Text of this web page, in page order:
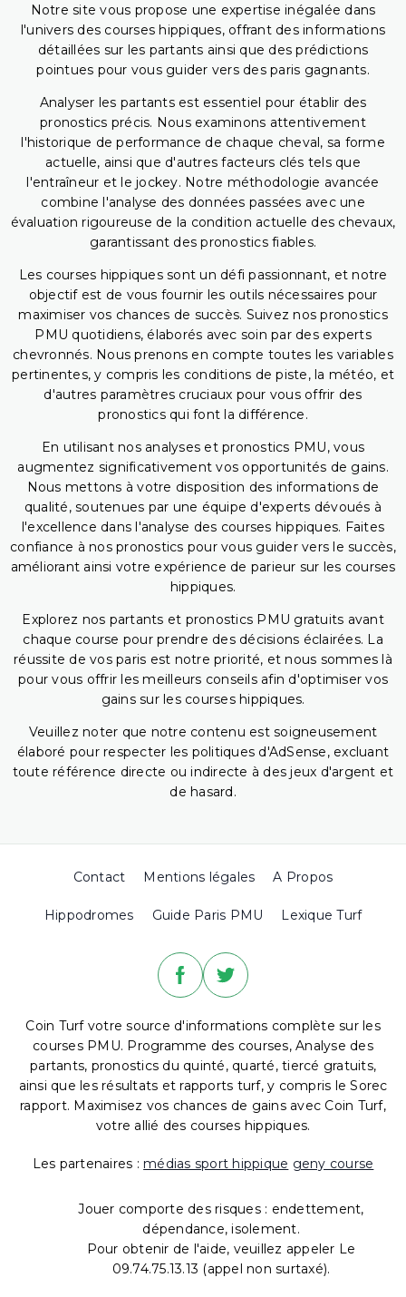
Notre site vous propose une expertise inégalée dans
l'univers des courses hippiques, offrant des informations
détaillées sur les partants ainsi que des prédictions
pointues pour vous guider vers des paris gagnants.
Analyser les partants est essentiel pour établir des
pronostics précis. Nous examinons attentivement
l'historique de performance de chaque cheval, sa forme
actuelle, ainsi que d'autres facteurs clés tels que
l'entraîneur et le jockey. Notre méthodologie avancée
combine l'analyse des données passées avec une
évaluation rigoureuse de la condition actuelle des chevaux,
garantissant des pronostics fiables.
Les courses hippiques sont un défi passionnant, et notre
objectif est de vous fournir les outils nécessaires pour
maximiser vos chances de succès. Suivez nos pronostics
PMU quotidiens, élaborés avec soin par des experts
chevronnés. Nous prenons en compte toutes les variables
pertinentes, y compris les conditions de piste, la météo, et
d'autres paramètres cruciaux pour vous offrir des
pronostics qui font la différence.
En utilisant nos analyses et pronostics PMU, vous
augmentez significativement vos opportunités de gains.
Nous mettons à votre disposition des informations de
qualité, soutenues par une équipe d'experts dévoués à
l'excellence dans l'analyse des courses hippiques. Faites
confiance à nos pronostics pour vous guider vers le succès,
améliorant ainsi votre expérience de parieur sur les courses
hippiques.
Explorez nos partants et pronostics PMU gratuits avant
chaque course pour prendre des décisions éclairées. La
réussite de vos paris est notre priorité, et nous sommes là
pour vous offrir les meilleurs conseils afin d'optimiser vos
gains sur les courses hippiques.
Veuillez noter que notre contenu est soigneusement
élaboré pour respecter les politiques d'AdSense, excluant
toute référence directe ou indirecte à des jeux d'argent et
de hasard.
Contact Mentions légales A Propos
Hippodromes Guide Paris PMU Lexique Turf
Coin Turf votre source d'informations complète sur les
courses PMU. Programme des courses, Analyse des
partants, pronostics du quinté, quarté, tiercé gratuits,
ainsi que les résultats et rapports turf, y compris le Sorec
rapport. Maximisez vos chances de gains avec Coin Turf,
votre allié des courses hippiques.
Les partenaires : médias sport hippique geny course
Jouer comporte des risques : endettement,
dépendance, isolement.
Pour obtenir de l'aide, veuillez appeler Le
09.74.75.13.13 (appel non surtaxé).